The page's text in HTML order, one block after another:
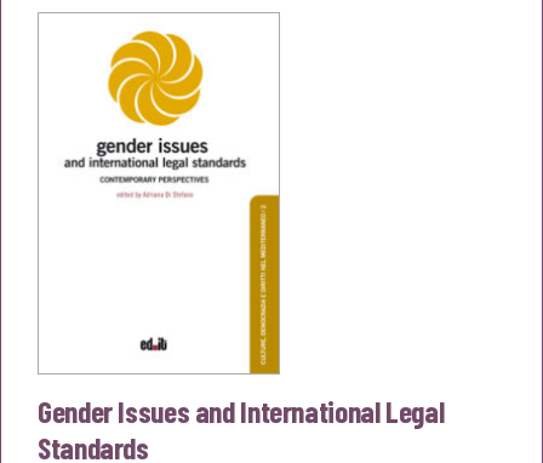
era:
€18,00.
Gender Issues and International Legal
Standards